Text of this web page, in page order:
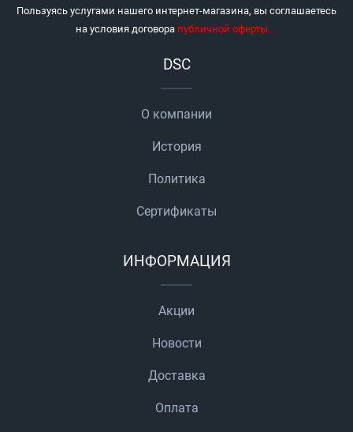
Пользуясь услугами нашего интернет-магазина, вы соглашаетесь
на условия договора публичной оферты.
DSC
О компании
История
Политика
Сертификаты
ИНФОРМАЦИЯ
Акции
Новости
Доставка
Оплата